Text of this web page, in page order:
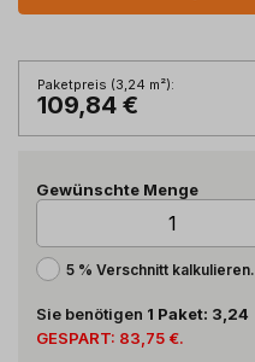
Paketpreis (3,24 m²):
109,84 €
Gewünschte Menge
5 % Verschnitt kalkulieren.
Sie benötigen 1 Paket: 3,24
GESPART: 83,75 €.